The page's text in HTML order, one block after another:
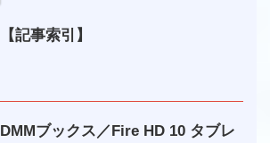
【記事索引】
DMMブックス／Fire HD 10 タブレ